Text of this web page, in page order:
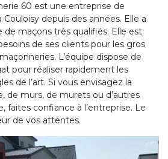
60 est une entreprise de
depuis des années. Elle a
maçons très qualifiés. Elle est
de ses clients pour les gros
L’équipe dispose de
pour réaliser rapidement les
de l’art. Si vous envisagez la
de murs, de murets ou d’autres
faites confiance à l’entreprise. Le
de vos attentes.